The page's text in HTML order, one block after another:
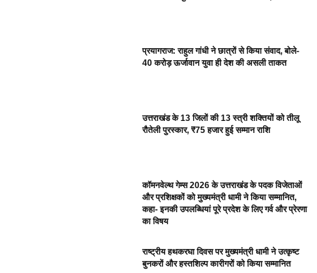
प्रयागराज: राहुल गांधी ने छात्रों से किया संवाद, बोले-
40 करोड़ ऊर्जावान युवा ही देश की असली ताकत
उत्तराखंड के 13 जिलों की 13 स्त्री शक्तियों को तीलू
रौतेली पुरस्कार, ₹75 हजार हुई सम्मान राशि
कॉमनवेल्थ गेम्स 2026 के उत्तराखंड के पदक विजेताओं
और प्रशिक्षकों को मुख्यमंत्री धामी ने किया सम्मानित,
कहा- इनकी उपलब्धियां पूरे प्रदेश के लिए गर्व और प्रेरणा
का विषय
राष्ट्रीय हथकरघा दिवस पर मुख्यमंत्री धामी ने उत्कृष्ट
बुनकरों और हस्तशिल्प कारीगरों को किया सम्मानित